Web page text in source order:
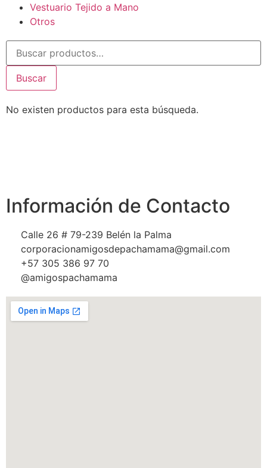
Vestuario Tejido a Mano
Otros
Buscar
No existen productos para esta búsqueda.
Información de Contacto
Calle 26 # 79-239 Belén la Palma
corporacionamigosdepachamama@gmail.com
+57 305 386 97 70
@amigospachamama